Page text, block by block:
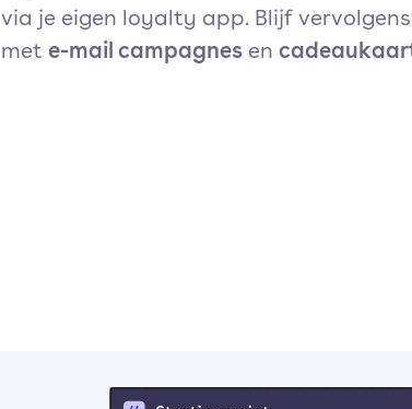
via je eigen loyalty app. Blijf
met e-mail campagnes en